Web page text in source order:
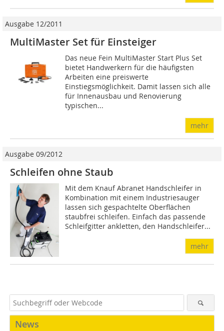
Ausgabe 12/2011
MultiMaster Set für Einsteiger
Das neue Fein MultiMaster Start Plus Set
bietet Handwerkern für die häufigsten
Arbeiten eine preiswerte
Einstiegsmöglichkeit. Damit lassen sich alle
für Innenausbau und Renovierung
typischen...
mehr
Ausgabe 09/2012
Schleifen ohne Staub
Mit dem Knauf Abranet Handschleifer in
Kombination mit einem Industriesauger
lassen sich gespachtelte Oberflächen
staubfrei schleifen. Einfach das passende
Schleifgitter ankletten, den Handschleifer...
mehr
News